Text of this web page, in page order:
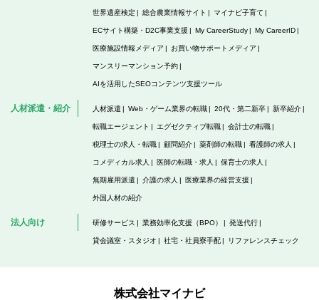
世界遺産検定 総合農業情報サイト マイナビ子育て
ECサイト構築・D2C事業支援 My CareerStudy My CareerID
医療施設情報メディア お買い物サポートメディア
マンスリーマンション予約
AIを活用したSEOコンテンツ支援ツール
人材派遣・紹介 人材派遣 Web・ゲーム業界の転職 20代・第二新卒 新卒紹介
転職エージェント エグゼクティブ転職 会計士の転職
税理士の求人・転職 顧問紹介 薬剤師の転職 看護師の求人
コメディカル求人 医師の転職・求人 保育士の求人
無期雇用派遣 介護の求人 医療業界の経営支援
外国人材の紹介
法人向け 研修サービス 業務効率化支援（BPO） 発送代行
貸会議室・スタジオ 社宅・社員寮手配 リファレンスチェック
株式会社マイナビ